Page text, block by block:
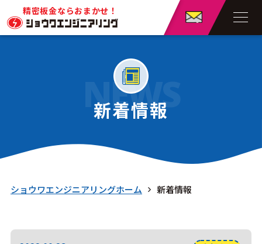
精密板金ならおまかせ！
新着情報
NEWS
ショウワエンジニアリングホーム 新着情報